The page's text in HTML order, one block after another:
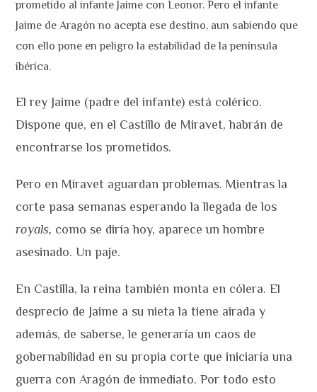
prometido al infante Jaime con Leonor. Pero el infante
Jaime de Aragón no acepta ese destino, aun sabiendo que
con ello pone en peligro la estabilidad de la península
ibérica.
El rey Jaime (padre del infante) está colérico.
Dispone que, en el Castillo de Miravet, habrán de
encontrarse los prometidos.
Pero en Miravet aguardan problemas. Mientras la
corte pasa semanas esperando la llegada de los
royals, como se diría hoy, aparece un hombre
asesinado. Un paje.
En Castilla, la reina también monta en cólera. El
desprecio de Jaime a su nieta la tiene airada y
además, de saberse, le generaría un caos de
gobernabilidad en su propia corte que iniciaría una
guerra con Aragón de inmediato. Por todo esto